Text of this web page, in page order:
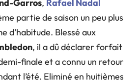
Garros, Rafael Nadal
partie de saison un peu plus
d’habitude. Blessé aux
, il a dû déclarer forfait
finale et a connu un retour
l’été. Eliminé en huitièmes